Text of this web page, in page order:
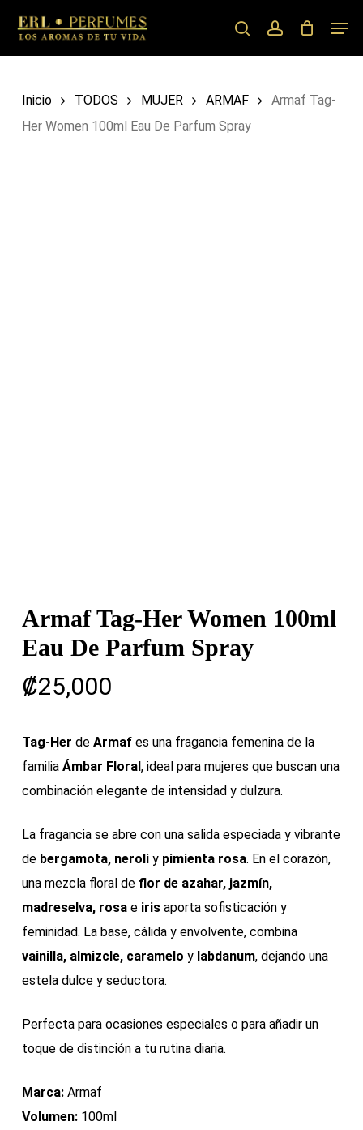
main
searchaccount
Inicio TODOS MUJER ARMAF
Armaf Tag-
Her Women 100ml Eau De Parfum Spray
Armaf Tag-Her Women 100ml
Eau De Parfum Spray
₡25,000
Tag-Her de Armafes una fragancia femenina de la
familia Ámbar Floral, ideal para mujeres que buscan una
combinación elegante de intensidad y dulzura.
La fragancia se abre con una salida especiada y vibrante
de bergamota, neroliy pimienta rosa. En el corazón,
una mezcla floral de flor de azahar, jazmín,
madreselva, rosae irisaporta sofisticación y
feminidad. La base, cálida y envolvente, combina
vainilla, almizcle, caramelo y labdanum, dejando una
estela dulce y seductora.
Perfecta para ocasiones especiales o para añadir un
toque de distinción a tu rutina diaria.
Marca:Armaf
Volumen:100ml